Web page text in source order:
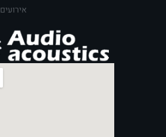
אירועים